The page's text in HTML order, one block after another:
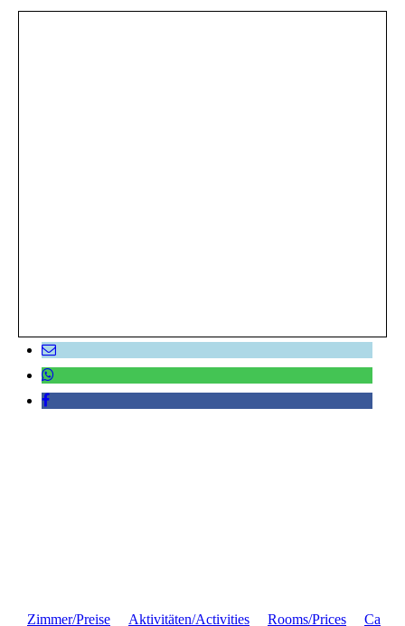
Zimmer/Preise Aktivitäten/Activities Rooms/Prices Ca